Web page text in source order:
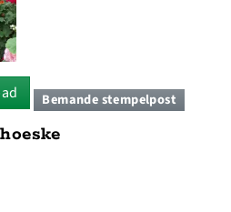
Bemande stempelpost